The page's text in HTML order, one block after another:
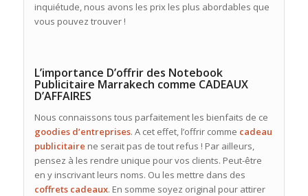
inquiétude, nous avons les prix les plus abordables que
vous pouvez trouver !
L’importance D’offrir des Notebook
Publicitaire Marrakech comme CADEAUX
D’AFFAIRES
Nous connaissons tous parfaitement les bienfaits de ce
goodies d’entreprises. A cet effet, l’offrir comme cadeau
publicitaire ne serait pas de tout refus ! Par ailleurs,
pensez à les rendre unique pour vos clients. Peut-être
en y inscrivant leurs noms. Ou les mettre dans des
coffrets cadeaux. En somme soyez original pour attirer